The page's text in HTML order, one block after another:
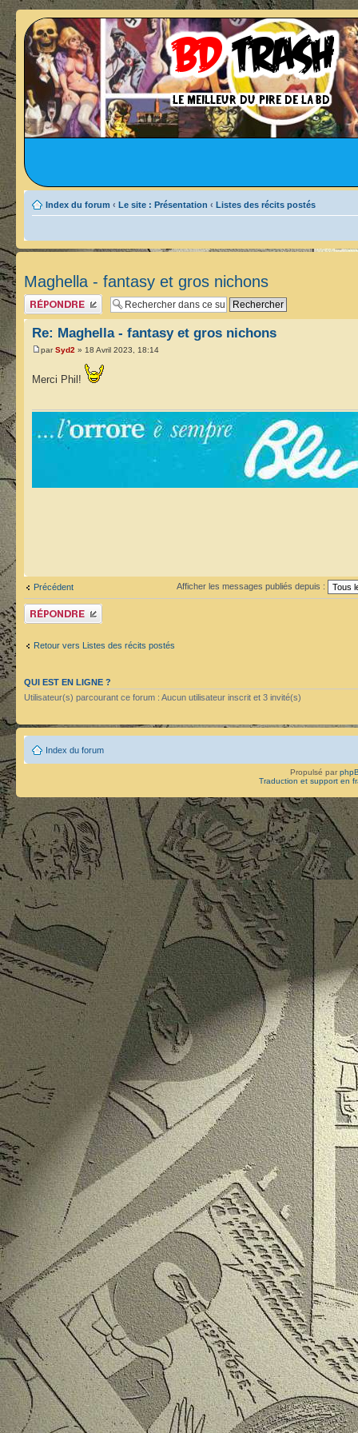
Index du forum ‹ Le site : Présentation ‹ Listes des récits postés
Maghella - fantasy et gros nichons
Publier une réponse
Re: Maghella - fantasy et gros nichons
parSyd2 » 18 Avril 2023, 18:14
Merci Phil!
Précédent Afficher les messages publiés depuis :
Publier une réponse
Retour vers Listes des récits postés
QUI EST EN LIGNE ?
Utilisateur(s) parcourant ce forum : Aucun utilisateur inscrit et 3 invité(s)
Index du forum
Propulsé par
Traduction et support en